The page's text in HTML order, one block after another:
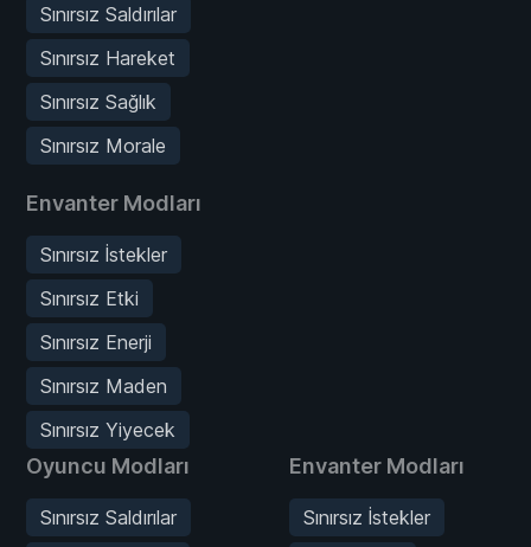
Sınırsız Saldırılar
Sınırsız Hareket
Sınırsız Sağlık
Sınırsız Morale
Envanter Modları
Sınırsız İstekler
Sınırsız Etki
Sınırsız Enerji
Sınırsız Maden
Sınırsız Yiyecek
Oyuncu Modları
Sınırsız Saldırılar
Envanter Modları
Sınırsız İstekler